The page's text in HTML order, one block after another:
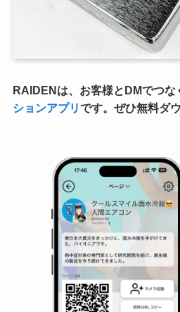
RAIDENは、お客様とDMでつな
ションアプリです。ぜひ無料ダ